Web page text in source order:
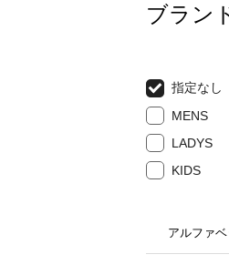
ブラン
指定なし
MENS
LADYS
KIDS
アルファベ